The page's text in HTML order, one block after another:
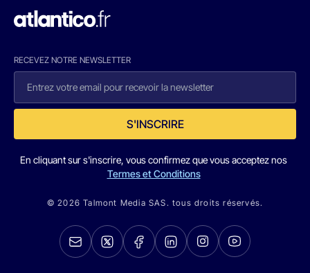
RECEVEZ NOTRE NEWSLETTER
S'INSCRIRE
En cliquant sur s'inscrire, vous confirmez que vous acceptez nos
Termes et Conditions
© 2026 Talmont Media SAS. tous droits réservés.